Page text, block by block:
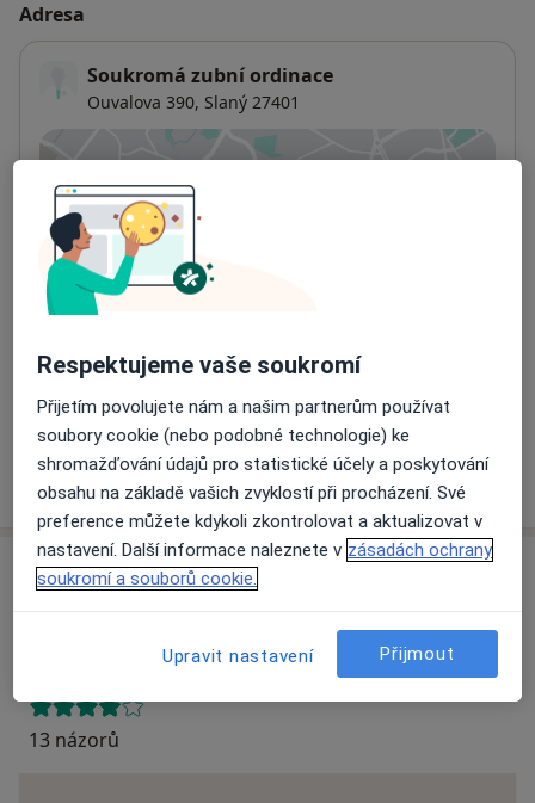
Adresa
Soukromá zubní ordinace
Ouvalova 390, Slaný 27401
Dostupnost
Na této adrese online kalendář není aktivní
Co mám v takové situaci udělat?
Způsoby platby (soukromé návštěvy)
Na teto adrese lékař přijímá pacienty na pojišťovnu
Detaily
Víceo adrese
Názory
Přidejte svůj názor
13 názorů
Respektujeme vaše soukromí
Přijetím povolujete nám a našim partnerům používat
soubory cookie (nebo podobné technologie) ke
shromažďování údajů pro statistické účely a poskytování
obsahu na základě vašich zvyklostí při procházení. Své
preference můžete kdykoli zkontrolovat a aktualizovat v
nastavení. Další informace naleznete v zásadách ochrany
soukromí a souborů cookie.
Upravit nastavení Přijmout